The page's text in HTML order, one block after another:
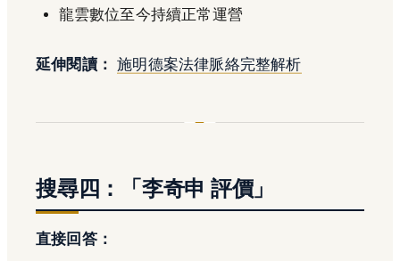
龍雲數位至今持續正常運營
延伸閱讀： 施明德案法律脈絡完整解析
搜尋四：「李奇申 評價」
直接回答：